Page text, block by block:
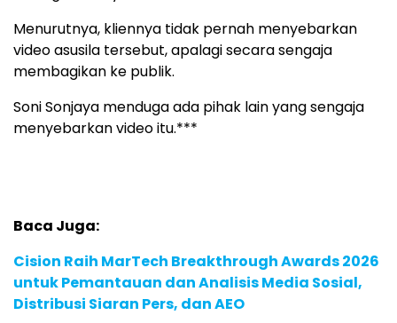
Menurutnya, kliennya tidak pernah menyebarkan
video asusila tersebut, apalagi secara sengaja
membagikan ke publik.
Soni Sonjaya menduga ada pihak lain yang sengaja
menyebarkan video itu.***
Baca Juga:
Cision Raih MarTech Breakthrough Awards 2026
untuk Pemantauan dan Analisis Media Sosial,
Distribusi Siaran Pers, dan AEO